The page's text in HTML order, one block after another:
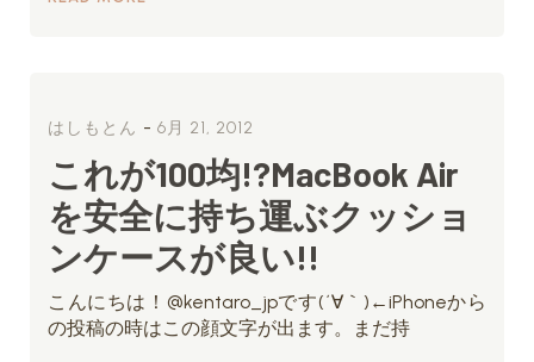
はしもとん - 6月 21, 2012
これが100均!?MacBook Air
を安全に持ち運ぶクッショ
ンケースが良い!!
こんにちは！@kentaro_jpです(´∀｀)←iPhoneから
の投稿の時はこの顔文字が出ます。まだ持